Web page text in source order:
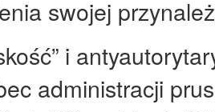
swojej
i
administracji